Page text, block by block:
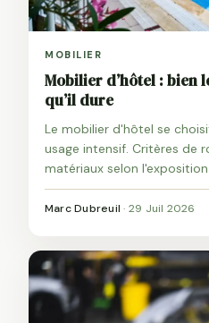
MOBILIER
Mobilier d’hôtel : bien
qu’il dure
Le mobilier d'hôtel se
usage intensif. Critères de
matériaux selon
focus sur les terrasses et
Marc Dubreuil · 29 Juil 2026